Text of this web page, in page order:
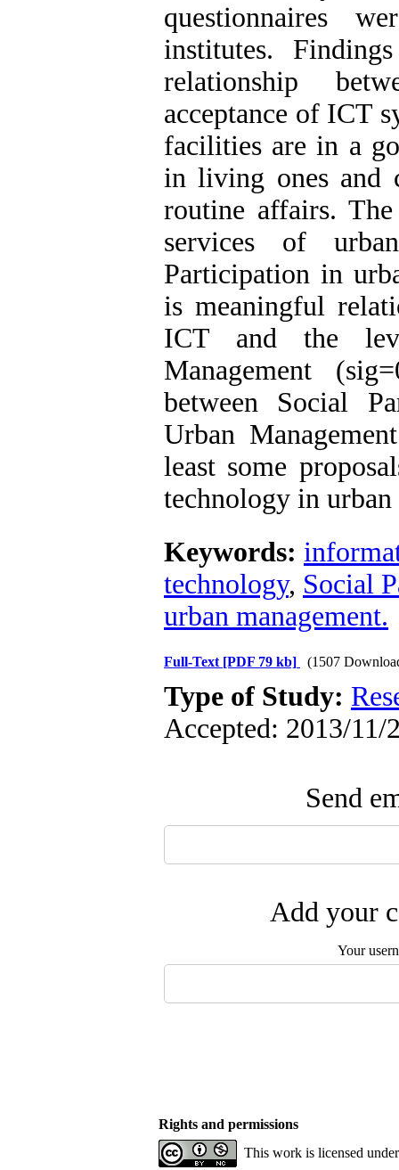
questionnaires
institutes.
relationship
acceptance of ICT
facilities are in a
in living ones and
routine affairs.
services of
Participation in
is meaningful
ICT and the
Management
between Social
Urban
least some
technology in urban
Keywords:
technology, Social
urban management.
Full-Text [PDF 79 kb] (1507
Type of Study:
Accepted: 2013/11/
Send
Add your
Your
Rights and permissions
This work is licensed